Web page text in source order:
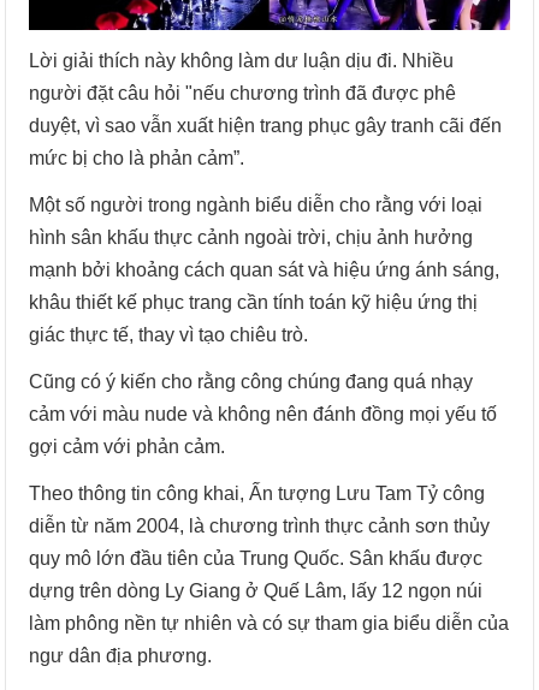
Lời giải thích này không làm dư luận dịu đi. Nhiều
người đặt câu hỏi "nếu chương trình đã được phê
duyệt, vì sao vẫn xuất hiện trang phục gây tranh cãi đến
mức bị cho là phản cảm”.
Một số người trong ngành biểu diễn cho rằng với loại
hình sân khấu thực cảnh ngoài trời, chịu ảnh hưởng
mạnh bởi khoảng cách quan sát và hiệu ứng ánh sáng,
khâu thiết kế phục trang cần tính toán kỹ hiệu ứng thị
giác thực tế, thay vì tạo chiêu trò.
Cũng có ý kiến cho rằng công chúng đang quá nhạy
cảm với màu nude và không nên đánh đồng mọi yếu tố
gợi cảm với phản cảm.
Theo thông tin công khai, Ấn tượng Lưu Tam Tỷ công
diễn từ năm 2004, là chương trình thực cảnh sơn thủy
quy mô lớn đầu tiên của Trung Quốc. Sân khấu được
dựng trên dòng Ly Giang ở Quế Lâm, lấy 12 ngọn núi
làm phông nền tự nhiên và có sự tham gia biểu diễn của
ngư dân địa phương.